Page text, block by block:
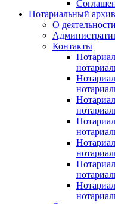
Нотариальный архив
О
Контакты